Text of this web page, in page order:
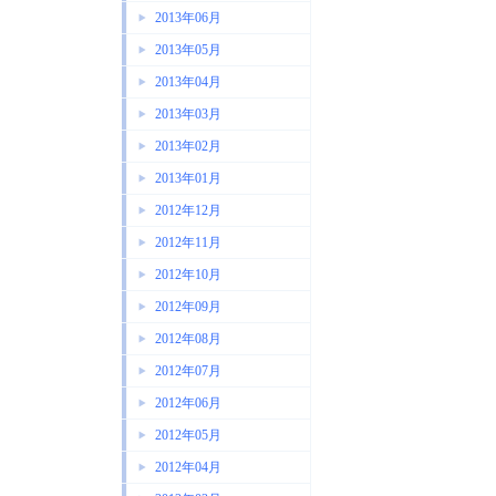
2013年06月
2013年05月
2013年04月
2013年03月
2013年02月
2013年01月
2012年12月
2012年11月
2012年10月
2012年09月
2012年08月
2012年07月
2012年06月
2012年05月
2012年04月